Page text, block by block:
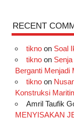
c
e
b
o
k
s
t
a
r
a
m
k
RECENT
tiknoon Soal
tiknoon
Berganti Menjadi
tiknoon
Konstruksi
Amril Taufik
MENYISAKAN